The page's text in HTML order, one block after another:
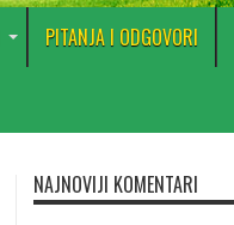
PITANJA I ODGOVORI
NAJNOVIJI KOMENTARI